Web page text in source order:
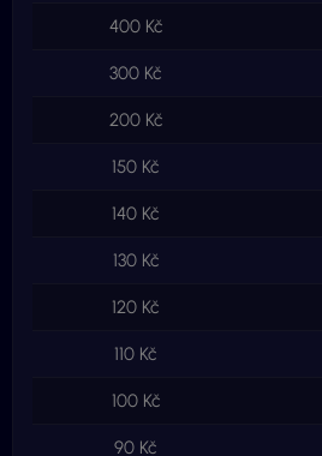
400 Kč
300 Kč
200 Kč
150 Kč
140 Kč
130 Kč
120 Kč
110 Kč
100 Kč
90 Kč